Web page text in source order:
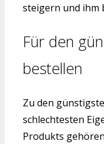
steigern und ihm
Für den
bestellen
Zu den
schlechtesten
Produkts